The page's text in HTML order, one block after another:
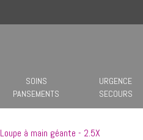
SOINS
PANSEMENTS
URGENCE
SECOURS
Loupe à main géante - 2.5X